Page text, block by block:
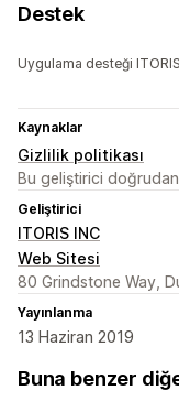
Destek
Uygulama desteği
Kaynaklar
Gizlilik politikası
Bu geliştirici
Geliştirici
ITORIS INC
Web Sitesi
80 Grindstone Way,
Yayınlanma
13 Haziran 2019
Buna benzer